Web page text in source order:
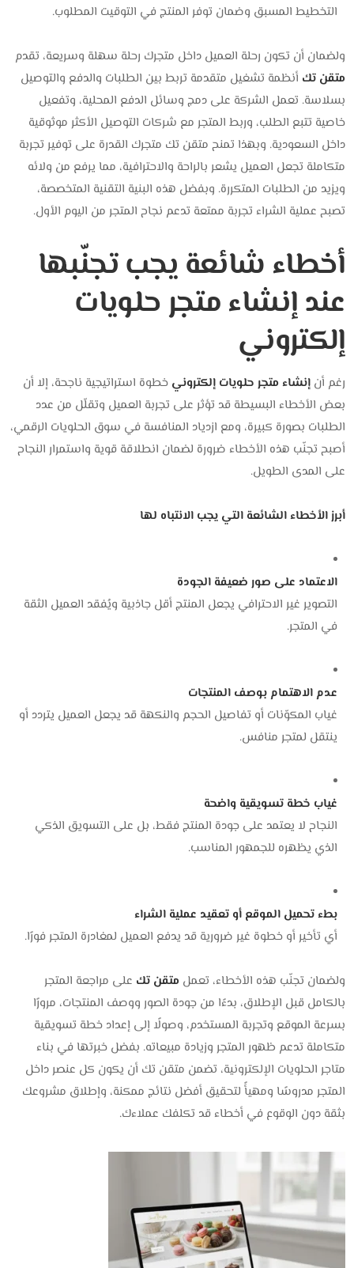
التخطيط المسبق وضمان توفر المنتج في التوقيت المطلوب.
ولضمان أن تكون رحلة العميل داخل متجرك رحلة سهلة وسريعة، تقدم
متقن تك أنظمة تشغيل متقدمة تربط بين الطلبات والدفع والتوصيل
بسلاسة. تعمل الشركة على دمج وسائل الدفع المحلية، وتفعيل
خاصية تتبع الطلب، وربط المتجر مع شركات التوصيل الأكثر موثوقية
داخل السعودية. وبهذا تمنح متقن تك متجرك القدرة على توفير تجربة
متكاملة تجعل العميل يشعر بالراحة والاحترافية، مما يرفع من ولائه
ويزيد من الطلبات المتكررة. وبفضل هذه البنية التقنية المتخصصة،
تصبح عملية الشراء تجربة ممتعة تدعم نجاح المتجر من اليوم الأول.
أخطاء شائعة يجب تجنّبها
عند إنشاء متجر حلويات
إلكتروني
رغم أنإنشاء متجر حلويات إلكتروني خطوة استراتيجية ناجحة، إلا أن
بعض الأخطاء البسيطة قد تؤثر على تجربة العميل وتقلّل من عدد
الطلبات بصورة كبيرة، ومع ازدياد المنافسة في سوق الحلويات الرقمي،
أصبح تجنّب هذه الأخطاء ضرورة لضمان انطلاقة قوية واستمرار النجاح
على المدى الطويل.
أبرز الأخطاء الشائعة التي يجب الانتباه لها
الاعتماد على صور ضعيفة الجودة
التصوير غير الاحترافي يجعل المنتج أقل جاذبية ويُفقد العميل الثقة
في المتجر.
عدم الاهتمام بوصف المنتجات
غياب المكوّنات أو تفاصيل الحجم والنكهة قد يجعل العميل يتردد أو
ينتقل لمتجر منافس.
غياب خطة تسويقية واضحة
النجاح لا يعتمد على جودة المنتج فقط، بل على التسويق الذكي
الذي يظهره للجمهور المناسب.
بطء تحميل الموقع أو تعقيد عملية الشراء
أي تأخير أو خطوة غير ضرورية قد يدفع العميل لمغادرة المتجر فورًا.
ولضمان تجنّب هذه الأخطاء، تعمل متقن تك على مراجعة المتجر
بالكامل قبل الإطلاق، بدءًا من جودة الصور ووصف المنتجات، مرورًا
بسرعة الموقع وتجربة المستخدم، وصولًا إلى إعداد خطة تسويقية
متكاملة تدعم ظهور المتجر وزيادة مبيعاته. بفضل خبرتها في بناء
متاجر الحلويات الإلكترونية، تضمن متقن تك أن يكون كل عنصر داخل
المتجر مدروسًا ومهيأً لتحقيق أفضل نتائج ممكنة، وإطلاق مشروعك
بثقة دون الوقوع في أخطاء قد تكلفك عملاءك.